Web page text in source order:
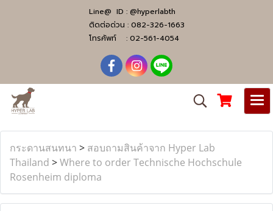
Line@ ID : @hyperlabth
ติดต่อด่วน : 082-326-1663
โทรศัพท์ : 02-561-4054
กระดานสนทนา > สอบถามสินค้าจาก Hyper Lab
Thailand >Where to order Technische Hochschule
Rosenheim diploma